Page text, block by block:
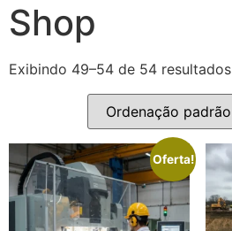
Shop
Exibindo 49–54 de 54 resultados
Oferta!